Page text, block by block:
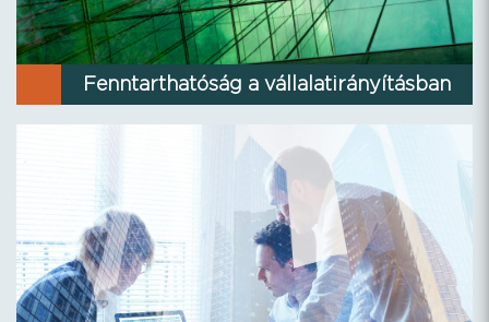
Fenntarthatóság a vállalatirányításban